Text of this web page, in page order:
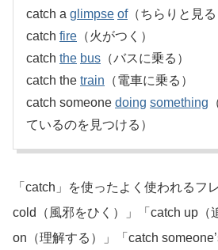
catch a glimpse of（ちらりと見る
catch fire （火がつく）
catch the bus （バスに乗る）
catch the train （電車に乗る）
catch someone doing something
ているのを見つける）
「catch」を使ったよく使われるフ
cold（風邪をひく）」「catch up（
on（理解する）」「catch